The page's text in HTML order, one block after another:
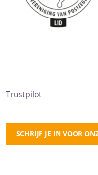
Trustpilot
SCHRIJF JE IN VOOR